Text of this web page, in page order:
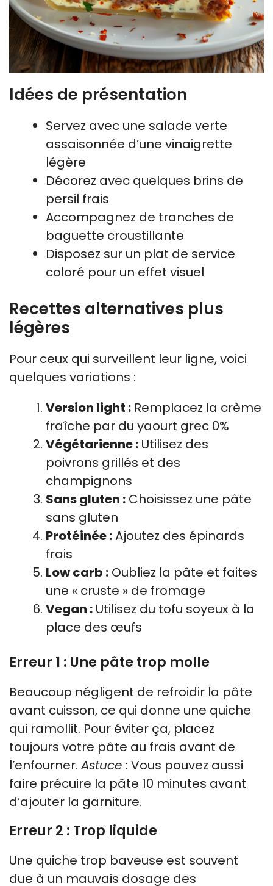
Idées de présentation
Servez avec une salade verte
assaisonnée d’une vinaigrette
légère
Décorez avec quelques brins de
persil frais
Accompagnez de tranches de
baguette croustillante
Disposez sur un plat de service
coloré pour un effet visuel
Recettes alternatives plus
légères
Pour ceux qui surveillent leur ligne, voici
quelques variations :
Version light : Remplacez la crème
fraîche par du yaourt grec 0%
Végétarienne : Utilisez des
poivrons grillés et des
champignons
Sans gluten : Choisissez une pâte
sans gluten
Protéinée :Ajoutez des épinards
frais
Low carb : Oubliez la pâte et faites
une « cruste » de fromage
Vegan : Utilisez du tofu soyeux à la
place des œufs
Erreur 1 : Une pâte trop molle
Beaucoup négligent de refroidir la pâte
avant cuisson, ce qui donne une quiche
qui ramollit. Pour éviter ça, placez
toujours votre pâte au frais avant de
l’enfourner.Astuce : Vous pouvez aussi
faire précuire la pâte 10 minutes avant
d’ajouter la garniture.
Erreur 2 : Trop liquide
Une quiche trop baveuse est souvent
due à un mauvais dosage des